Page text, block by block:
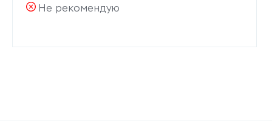
Не рекомендую